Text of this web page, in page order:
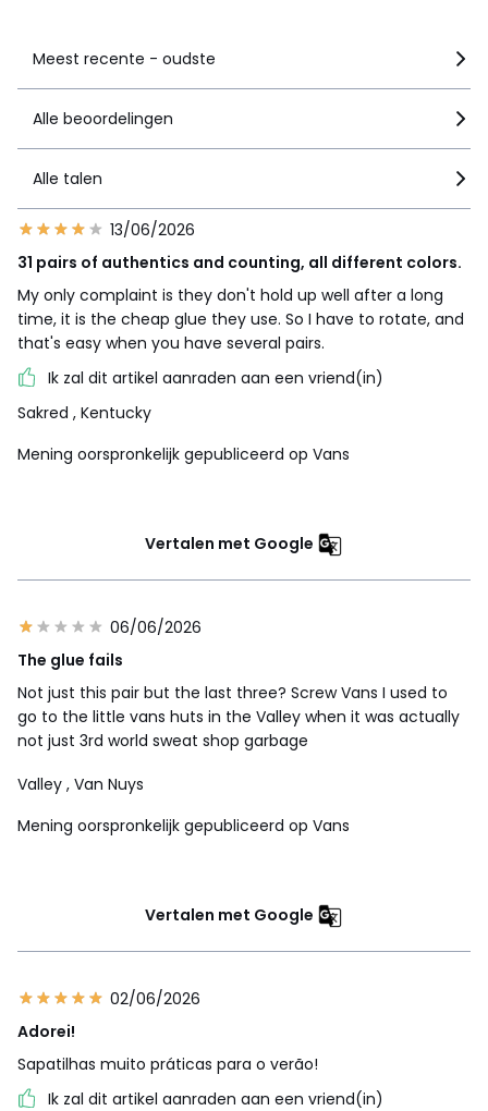
Meest recente - oudste
Alle beoordelingen
Alle talen
13/06/2026
31 pairs of authentics and counting, all different colors.
My only complaint is they don't hold up well after a long
time, it is the cheap glue they use. So I have to rotate, and
that's easy when you have several pairs.
Ik zal dit artikel aanraden aan een vriend(in)
Sakred , Kentucky
Mening oorspronkelijk gepubliceerd op Vans
Vertalen met Google
06/06/2026
The glue fails
Not just this pair but the last three? Screw Vans I used to
go to the little vans huts in the Valley when it was actually
not just 3rd world sweat shop garbage
Valley , Van Nuys
Mening oorspronkelijk gepubliceerd op Vans
Vertalen met Google
02/06/2026
Adorei!
Sapatilhas muito práticas para o verão!
Ik zal dit artikel aanraden aan een vriend(in)